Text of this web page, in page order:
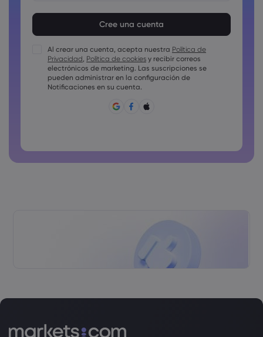
Las contraseñas deben incluir al menos un carácter en
mayúscula
Las contraseñas deben incluir al menos un carácter en
minúscula
Las contraseñas no pueden tener espacios
Al crear una cuenta, acepta nuestra Política de
Privacidad, Política de cookies y recibir correos
electrónicos de marketing. Las suscripciones se
pueden administrar en la configuración de
Notificaciones en su cuenta.